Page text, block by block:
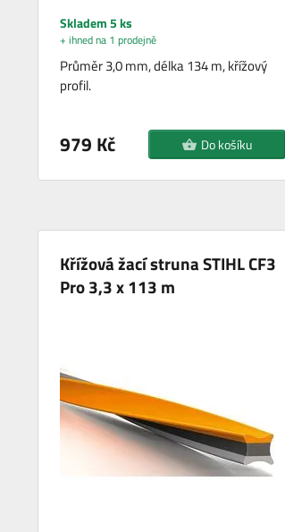
Skladem 5 ks
+ ihned na 1 prodejně
Průměr 3,0 mm, délka 134 m, křížový
profil.
979 Kč Do košíku
Křížová žací struna STIHL CF3
Pro 3,3 x 113 m